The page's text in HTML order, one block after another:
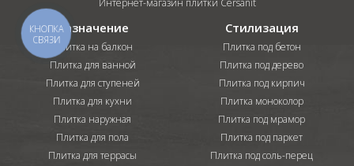
Интернет-магазин плитки Cersanit
Назначение
Плитка на балкон
Плитка для ванной
Плитка для ступеней
Плитка для кухни
Плитка наружная
Плитка для пола
Плитка для террасы
Стилизация
Плитка под бетон
Плитка под дерево
Плитка под кирпич
Плитка моноколор
Плитка под мрамор
Плитка под паркет
Плитка под соль-перец
КНОПКА
СВЯЗИ